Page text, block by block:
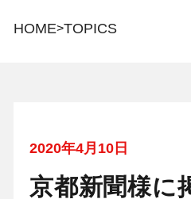
HOME TOPICS
2020年4月10日
京都新聞様に